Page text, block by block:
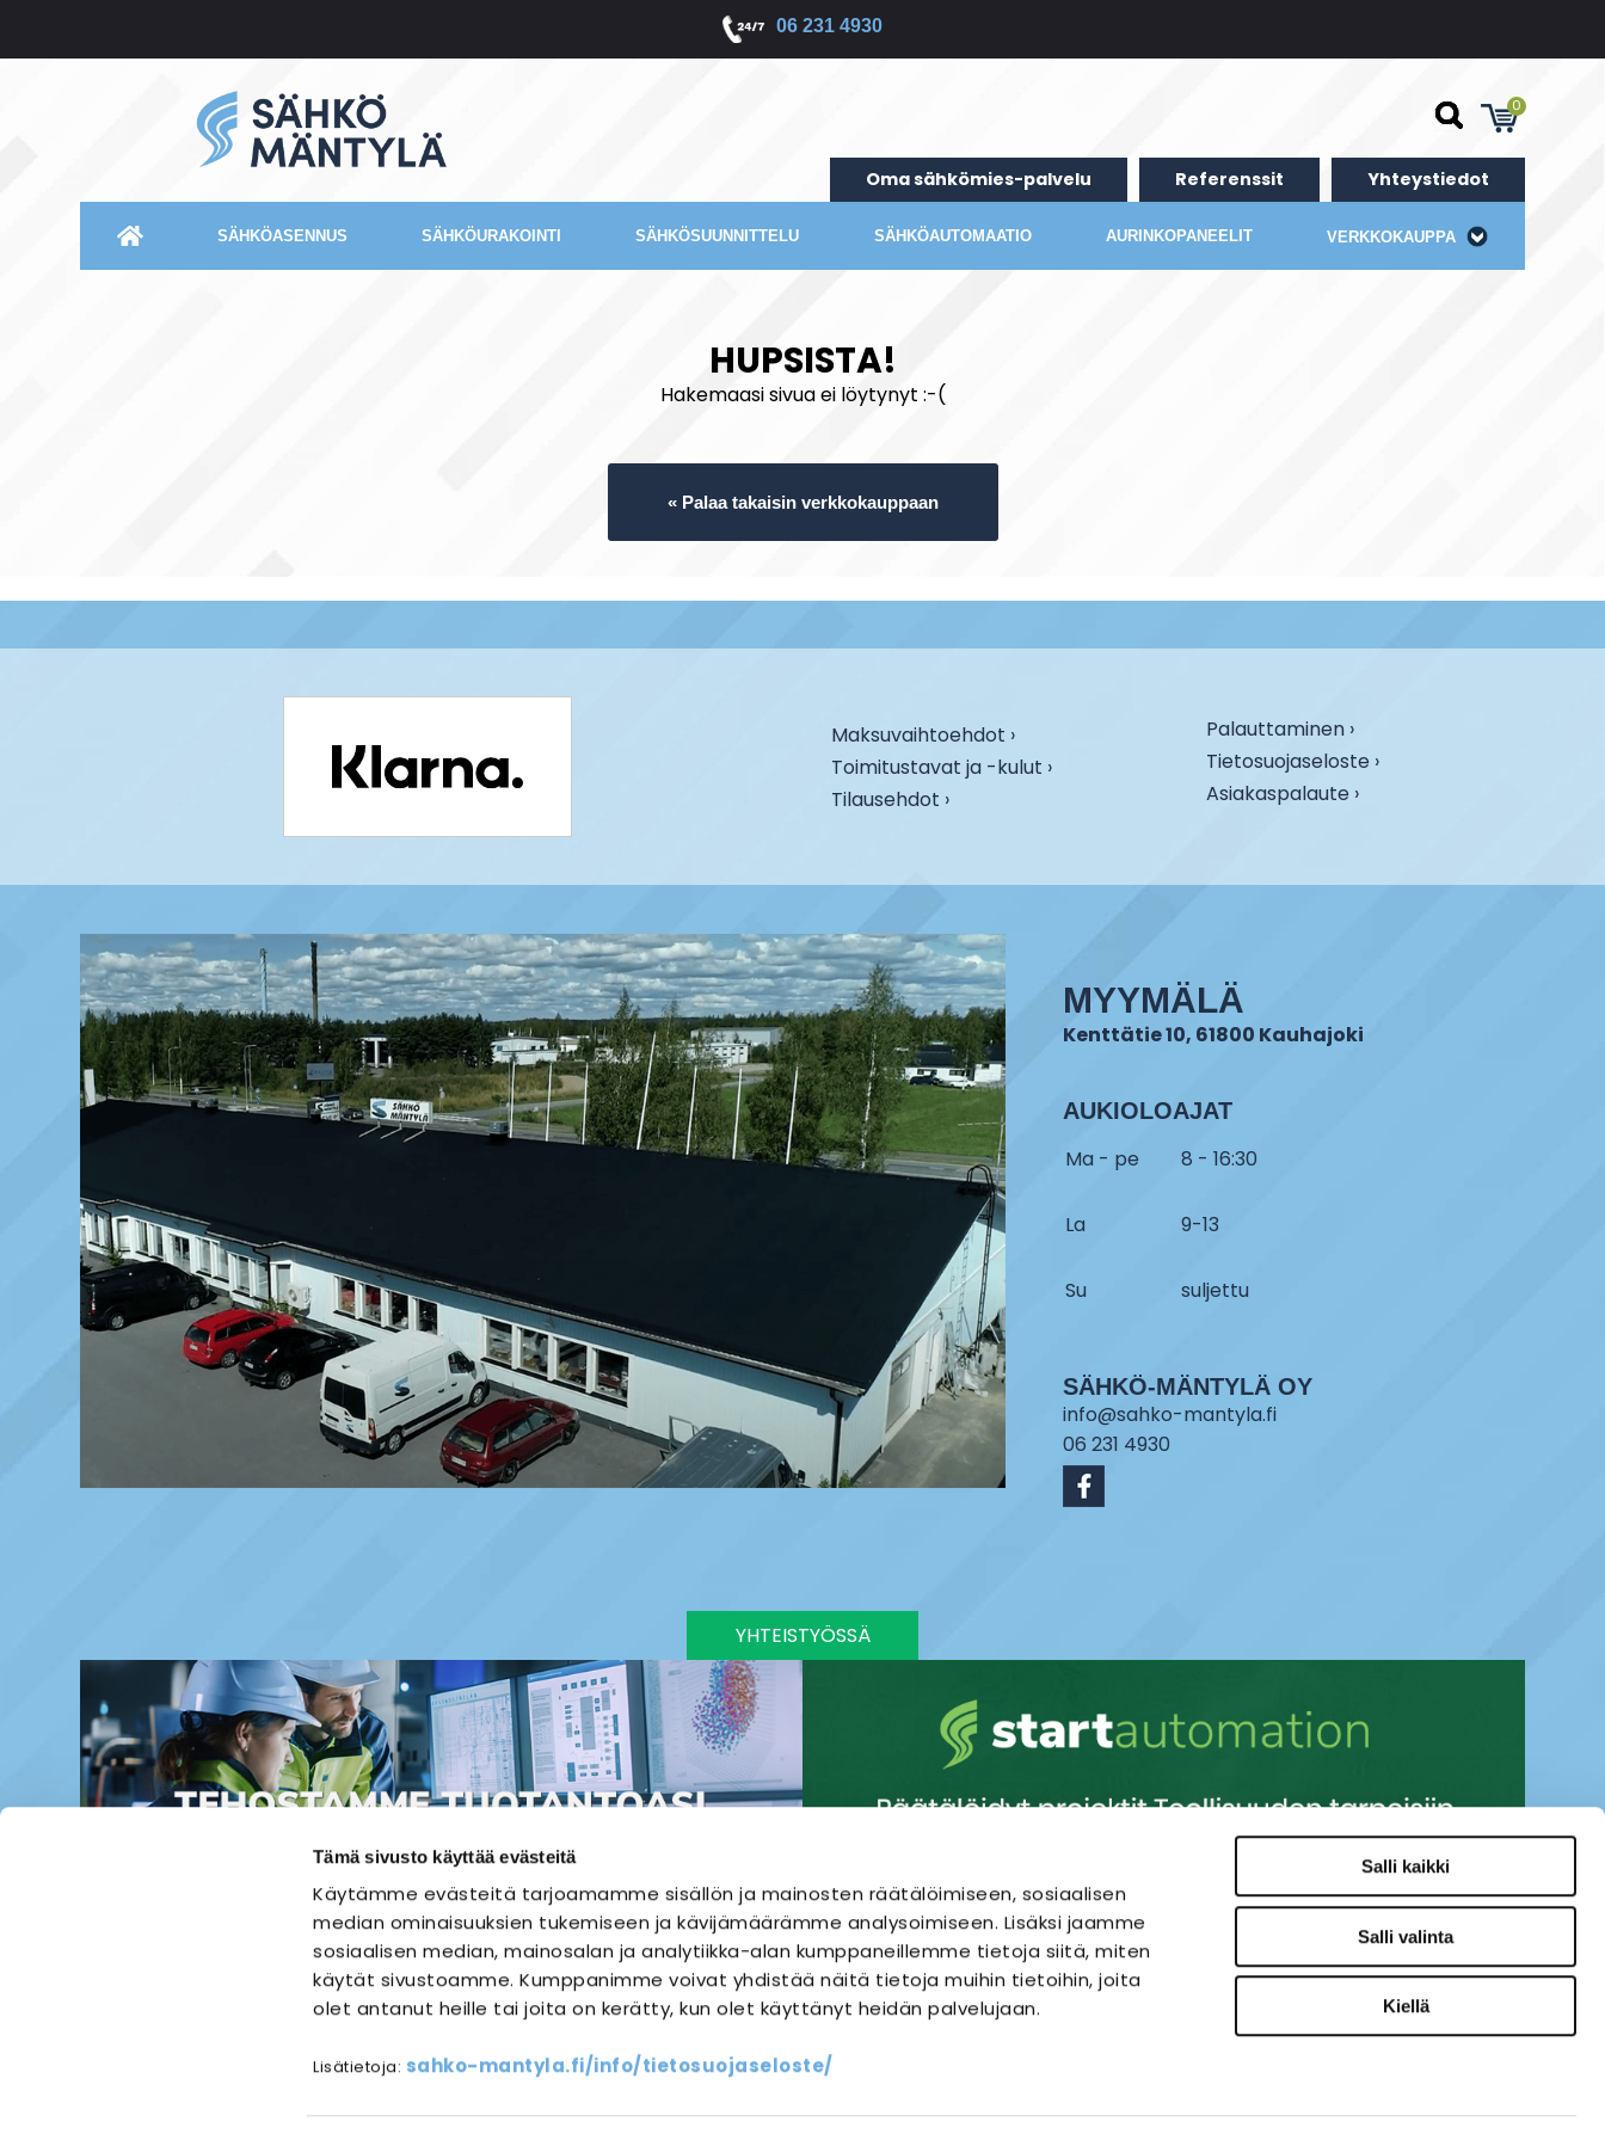
Tämä sivusto käyttää evästeitä
Käytämme evästeitä tarjoamamme sisällön ja mainosten räätälöimiseen, sosiaalisen
median ominaisuuksien tukemiseen ja kävijämäärämme analysoimiseen. Lisäksi jaamme
sosiaalisen median, mainosalan ja analytiikka-alan kumppaneillemme tietoja siitä, miten
käytät sivustoamme. Kumppanimme voivat yhdistää näitä tietoja muihin tietoihin, joita
olet antanut heille tai joita on kerätty, kun olet käyttänyt heidän palvelujaan.
Lisätietoja: sahko-mantyla.fi/info/tietosuojaseloste/
Salli kaikki
Salli valinta
Kiellä
06 231 4930
0
Oma sähkömies-palvelu Referenssit Yhteystiedot
SÄHKÖASENNUS SÄHKÖURAKOINTI SÄHKÖSUUNNITTELU SÄHKÖAUTOMAATIO AURINKOPANEELIT VERKKOKAUPPA
HUPSISTA!
Hakemaasi sivua ei löytynyt :-(
« Palaa takaisin verkkokauppaan
Maksuvaihtoehdot ›
Toimitustavat ja -kulut ›
Tilausehdot ›
Palauttaminen ›
Tietosuojaseloste ›
Asiakaspalaute ›
MYYMÄLÄ
Kenttätie 10, 61800 Kauhajoki
AUKIOLOAJAT
Ma - pe 8 - 16:30
La 9-13
Su suljettu
SÄHKÖ-MÄNTYLÄ OY
info@sahko-mantyla.fi
06 231 4930
YHTEISTYÖSSÄ
SÄHKÖASENNUS SÄHKÖURAKOINTI SÄHKÖSUUNNITTELU VERKKOKAUPPA
Referenssit Yhteystiedot